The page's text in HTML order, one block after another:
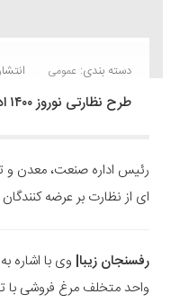
دسته بندی: عمومی انتشار:
طرح نظارتی نوروز ۱۴۰۰ اداره صمت در رفسنجان کلید خورد
ای از نظارت بر عرضه
رفسنجان زیبا|